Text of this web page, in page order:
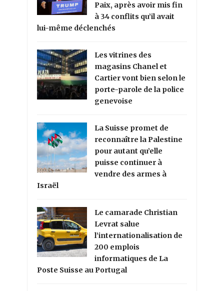
Paix, après avoir mis fin
à 34 conflits qu’il avait
lui-même déclenchés
Les vitrines des
magasins Chanel et
Cartier vont bien selon le
porte-parole de la police
genevoise
La Suisse promet de
reconnaître la Palestine
pour autant qu’elle
puisse continuer à
vendre des armes à
Israël
Le camarade Christian
Levrat salue
l’internationalisation de
200 emplois
informatiques de La
Poste Suisse au Portugal